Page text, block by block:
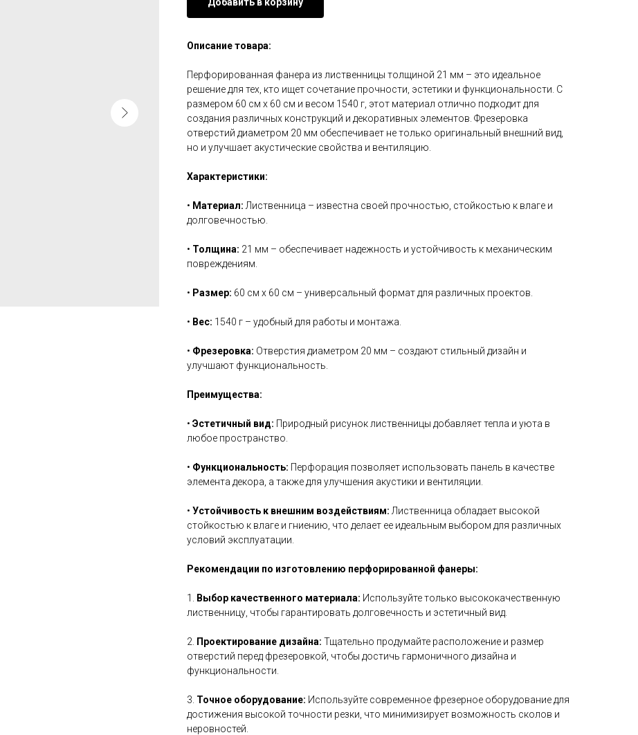
Описание товара:
Перфорированная фанера из лиственницы толщиной 21 мм – это идеальное
решение для тех, кто ищет сочетание прочности, эстетики и функциональности. С
размером 60 см х 60 см и весом 1540 г, этот материал отлично подходит для
создания различных конструкций и декоративных элементов. Фрезеровка
отверстий диаметром 20 мм обеспечивает не только оригинальный внешний вид,
но и улучшает акустические свойства и вентиляцию.
Характеристики:
• Материал: Лиственница – известна своей прочностью, стойкостью к влаге и
долговечностью.
• Толщина: 21 мм – обеспечивает надежность и устойчивость к механическим
повреждениям.
• Размер: 60 см х 60 см – универсальный формат для различных проектов.
• Вес: 1540 г – удобный для работы и монтажа.
• Фрезеровка: Отверстия диаметром 20 мм – создают стильный дизайн и
улучшают функциональность.
Преимущества:
• Эстетичный вид: Природный рисунок лиственницы добавляет тепла и уюта в
любое пространство.
• Функциональность: Перфорация позволяет использовать панель в качестве
элемента декора, а также для улучшения акустики и вентиляции.
• Устойчивость к внешним воздействиям: Лиственница обладает высокой
стойкостью к влаге и гниению, что делает ее идеальным выбором для различных
условий эксплуатации.
Рекомендации по изготовлению перфорированной фанеры:
1. Выбор качественного материала: Используйте только высококачественную
лиственницу, чтобы гарантировать долговечность и эстетичный вид.
2. Проектирование дизайна: Тщательно продумайте расположение и размер
отверстий перед фрезеровкой, чтобы достичь гармоничного дизайна и
функциональности.
3. Точное оборудование: Используйте современное фрезерное оборудование для
достижения высокой точности резки, что минимизирует возможность сколов и
неровностей.